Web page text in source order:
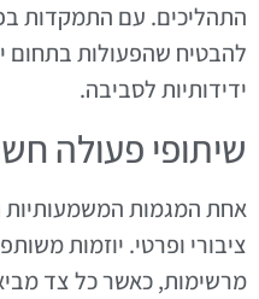
התהליכים. עם התמקדות
להבטיח שהפעולות בתחום
ידידותיות לסביבה.
שיתופי פעולה
אחת המגמות המשמעותיות
ציבורי ופרטי. יוזמות
מרשימות, כאשר כל צד מביא